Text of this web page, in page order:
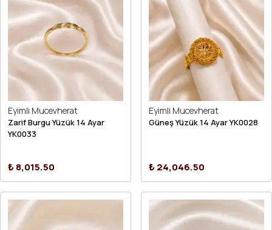
Eyimli Mucevherat
Zarif Burgu Yüzük 14 Ayar
YK0033
₺ 8,015.50
Eyimli Mucevherat
Güneş Yüzük 14 Ayar YK0028
₺ 24,046.50